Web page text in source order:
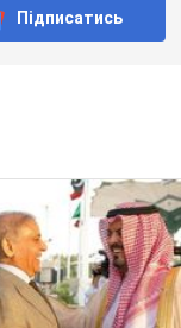
Підписатись